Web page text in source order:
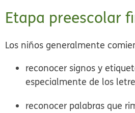
Etapa preescolar
Los niños generalmente
reconocer signos y
especialmente de los
reconocer palabras que